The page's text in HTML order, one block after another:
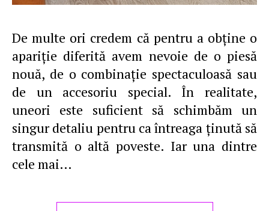
De multe ori credem că pentru a obține o
apariție diferită avem nevoie de o piesă
nouă, de o combinație spectaculoasă sau
de un accesoriu special. În realitate,
uneori este suficient să schimbăm un
singur detaliu pentru ca întreaga ținută să
transmită o altă poveste. Iar una dintre
cele mai…